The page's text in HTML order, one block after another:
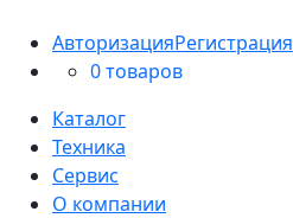
АвторизацияРегистрация
0 товаров
Каталог
Техника
Сервис
О компании